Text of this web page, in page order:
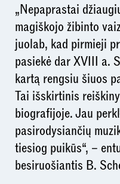
„Nepaprastai
magiškojo žibinto
juolab, kad pirmieji
pasiekė dar XVIII a.
kartą rengsiu šiuos
Tai išskirtinis
biografijoje. Jau
pasirodysiančių
tiesiog puikūs“, –
besiruošiantis B.